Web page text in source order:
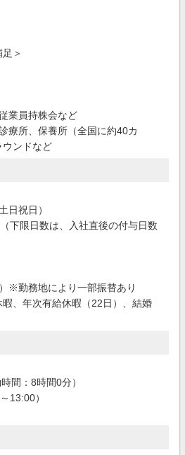
＞
業員持株会など
療所、保養所（全国に約40カ
ウンドなど
日祝日）
下限日数は、入社直後の付与日数
※勤務地により一部振替あり
、年次有給休暇（22日）、結婚
間：8時間0分）
13:00）